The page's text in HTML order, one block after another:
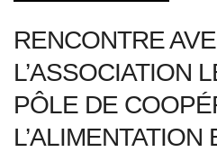
RENCONTRE
L’ASSOCIATION
PÔLE DE
L’ALIMENTATION